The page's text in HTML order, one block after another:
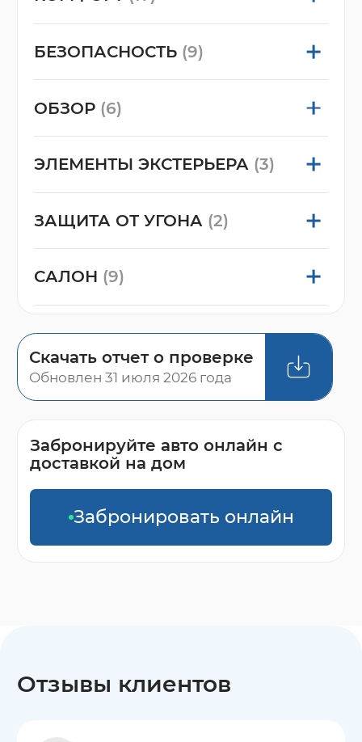
БЕЗОПАСНОСТЬ (9)
ОБЗОР (6)
ЭЛЕМЕНТЫ ЭКСТЕРЬЕРА (3)
ЗАЩИТА ОТ УГОНА (2)
САЛОН (9)
Скачать отчет о проверке
Обновлен 31 июля 2026 года
Забронируйте авто онлайн с
доставкой на дом
Забронировать онлайн
Отзывы клиентов